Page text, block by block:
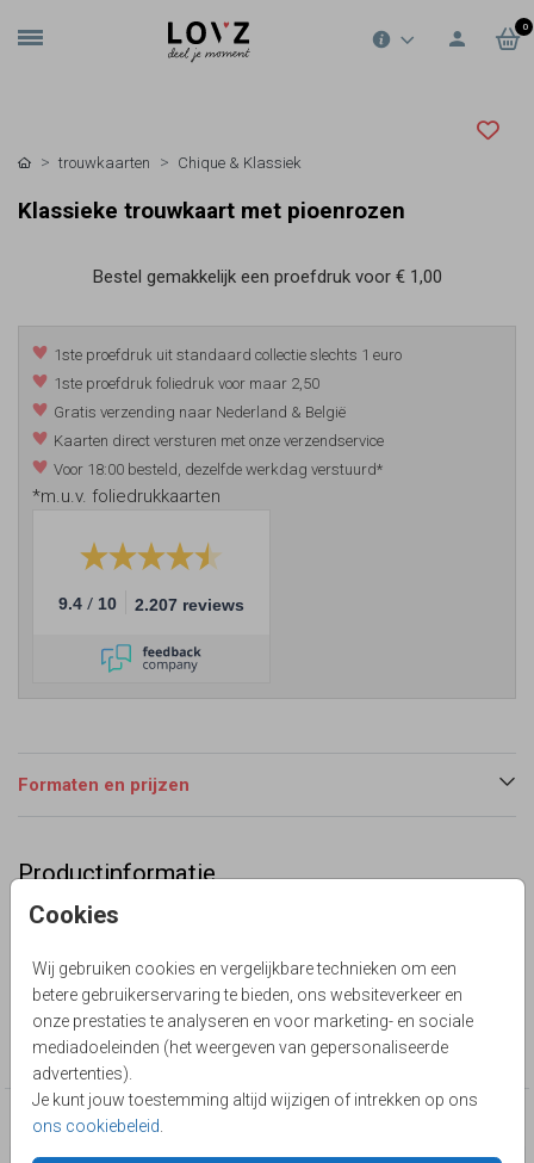
0
Cookies
Wij gebruiken cookies en vergelijkbare technieken om een
betere gebruikerservaring te bieden, ons websiteverkeer en
onze prestaties te analyseren en voor marketing- en sociale
mediadoeleinden (het weergeven van gepersonaliseerde
advertenties).
Je kunt jouw toestemming altijd wijzigen of intrekken op ons
ons cookiebeleid
trouwkaarten Chique & Klassiek
Klassieke trouwkaart met pioenrozen
Bestel gemakkelijk een proefdruk voor € 1,00
1ste proefdruk uit standaard collectie slechts 1 euro
1ste proefdruk foliedruk voor maar 2,50
Gratis verzending naar Nederland & België
Kaarten direct versturen met onze verzendservice
Voor 18:00 besteld, dezelfde werkdag verstuurd*
*m.u.v. foliedrukkaarten
9.4 / 10 2.207 reviews
Formaten en prijzen
Productinformatie
Omschrijving
Le Chique Design
Collectie
Chique & Klassiek
Deze producten zijn wellicht ook iets voor je